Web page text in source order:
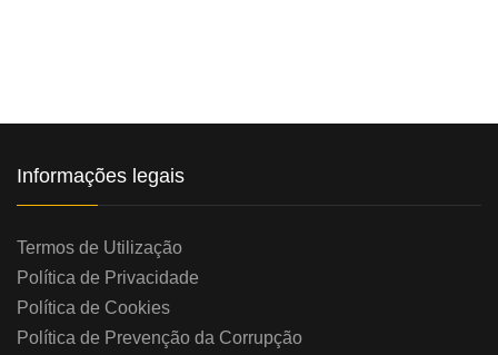
Informações legais
Termos de Utilização
Política de Privacidade
Política de Cookies
Política de Prevenção da Corrupção